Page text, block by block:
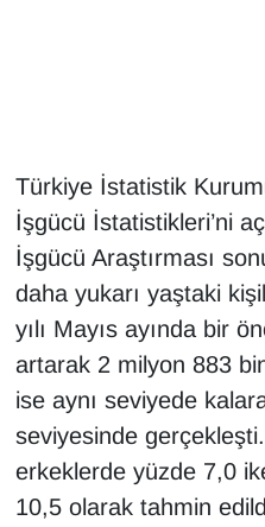
Türkiye İstatistik
İşgücü İstatistikleri’ni
İşgücü Araştırması
daha yukarı yaştaki
yılı Mayıs ayında bir
artarak 2 milyon 883
ise aynı seviyede
seviyesinde
erkeklerde yüzde 7,0
10,5 olarak tahmin
HABERDE İNSAN
İngilizce
Kadın
Kamu Alımları
Kim Kimdir?
Kültür & Sanat